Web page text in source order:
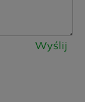
Wyślij